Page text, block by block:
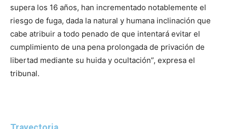
supera los 16 años, han incrementado notablemente el
riesgo de fuga, dada la natural y humana inclinación que
cabe atribuir a todo penado de que intentará evitar el
cumplimiento de una pena prolongada de privación de
libertad mediante su huida y ocultación”, expresa el
tribunal.